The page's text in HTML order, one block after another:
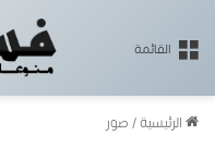
القائمة
الرئيسية/صور